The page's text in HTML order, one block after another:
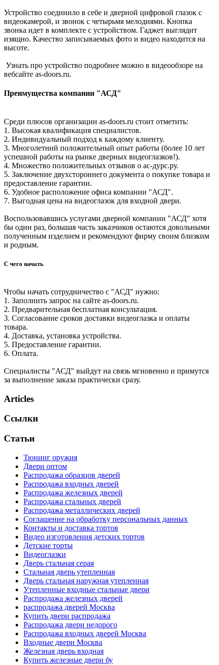
Устройство соединило в себе и дверной цифровой глазок с
видеокамерой, и звонок с четырьмя мелодиями. Кнопка
звонка идет в комплекте с устройством. Гаджет выглядит
изящно. Качество записываемых фото и видео находится на
высоте.
Узнать про устройство подробнее можно в видеообзоре на
вебсайте as-doors.ru.
Преимущества компании "АСД"
Среди плюсов организации as-doors.ru стоит отметить:
1. Высокая квалификация специалистов.
2. Индивидуальный подход к каждому клиенту.
3. Многолетний положительный опыт работы (более 10 лет
успешной работы на рынке дверных видеоглазков!).
4. Множество положительных отзывов о ас-дурс.ру.
5. Заключение двухстороннего документа о покупке товара и
предоставление гарантии.
6. Удобное расположение офиса компании "АСД".
7. Выгодная цена на видеоглазок для входной двери.
Воспользовавшись услугами дверной компании "АСД" хотя
бы один раз, большая часть заказчиков остаются довольными
полученным изделием и рекомендуют фирму своим близким
и родным.
С чего начать
Чтобы начать сотрудничество с "АСД" нужно:
1. Заполнить запрос на сайте as-doors.ru.
2. Предварительная бесплатная консультация.
3. Согласование сроков доставки видеоглазка и оплаты
товара.
4. Доставка, установка устройства.
5. Предоставление гарантии.
6. Оплата.
Специалисты "АСД" выйдут на связь мгновенно и примутся
за выполнение заказа практически сразу.
Articles
Ссылки
Статьи
Тюнинг оружия
Двери оптом
Распродажа образцов дверей
Распродажа входных дверей
Распродажа железных дверей
Распродажа стальных дверей
Распродажа металлических дверей
Соглашение на обработку персональных данных
Контакты и доставка тортов
Видео изготовления детских тортов
Детские торты
Видеоглазки
Дверь стальная серая
Стальная дверь утепленная
Дверь стальная наружная утепленная
Утепленные входные стальные двери
Распродажа железных дверей
распродажа дверей Москва
Купить двери распродажа
Распродажа двери недорого
Распродажа входных дверей Москва
Входные двери Москва
Железная дверь входная
Купить железные двери бу